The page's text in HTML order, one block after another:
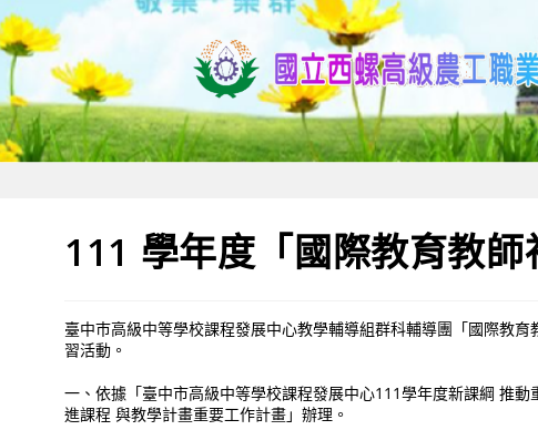
111 學年度「國際教育教
臺中巿高級中等學校課程發展中心教學輔導組群科輔導團「國際教
習活動。
一、依據「臺中市高級中等學校課程發展中心111學年度新課綱 推
進課程 與教學計畫重要工作計畫」辦理。